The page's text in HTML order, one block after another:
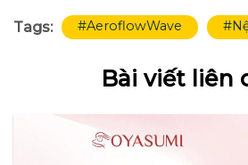
Tags: #AeroflowWave
Bài viết liên